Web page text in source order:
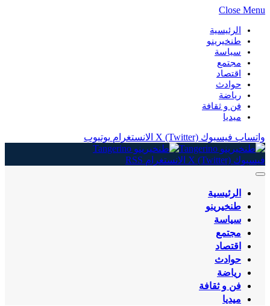
Close Menu
الرئيسية
طنخيرينو
سياسة
مجتمع
اقتصاد
حوادث
رياضة
فن و ثقافة
ميديا
واتساب فيسبوك X (Twitter) الانستغرام يوتيوب
فيسبوك X (Twitter) الانستغرام RSS
الرئيسية
طنخيرينو
سياسة
مجتمع
اقتصاد
حوادث
رياضة
فن و ثقافة
ميديا